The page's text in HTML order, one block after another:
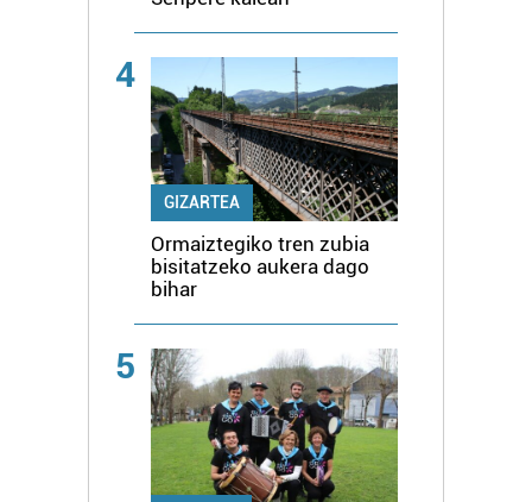
4
GIZARTEA
Ormaiztegiko tren zubia
bisitatzeko aukera dago
bihar
5